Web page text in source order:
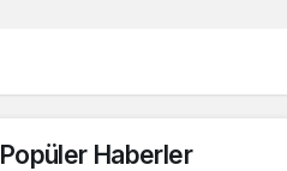
Popüler Haberler